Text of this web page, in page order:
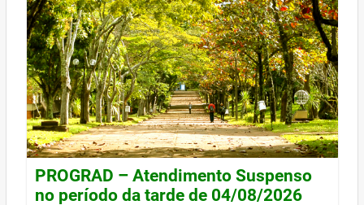
PROGRAD – Atendimento Suspenso
no período da tarde de 04/08/2026